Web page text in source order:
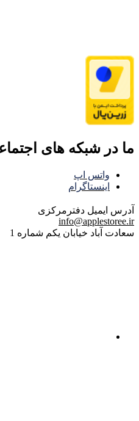
ما در شبکه های
واتس اپ
اینستاگرام
آدرس ایمیل دفترمرکزی
info@applestoree.ir
سعادت آباد خیابان یکم شماره 1